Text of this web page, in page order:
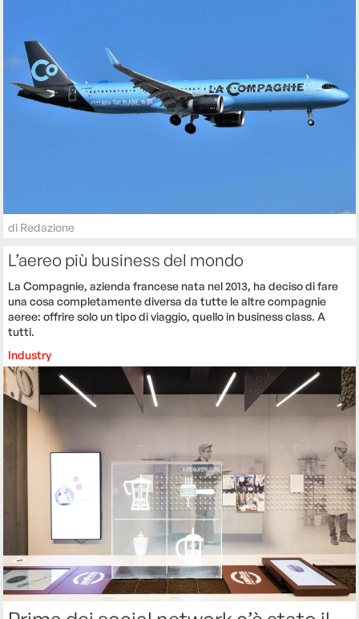
di Redazione
L’aereo più business del mondo
La Compagnie, azienda francese nata nel 2013, ha deciso di fare
una cosa completamente diversa da tutte le altre compagnie
aeree: offrire solo un tipo di viaggio, quello in business class. A
tutti.
Industry